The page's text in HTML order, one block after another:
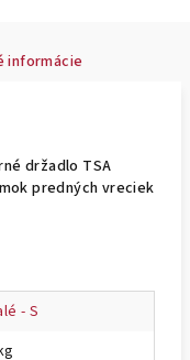
informácie
držadlo TSA
predných vreciek
- S